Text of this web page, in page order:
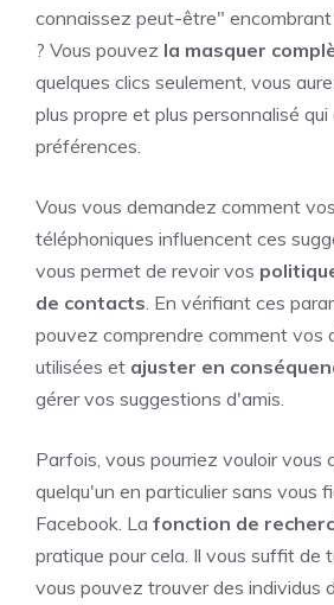
connaissez peut-être"
? Vous pouvez la masquer
quelques clics seulement, vous
plus propre et plus personnalisé
préférences.
Vous vous demandez comment
téléphoniques influencent ces
vous permet de revoir vos
de contacts. En vérifiant ces
pouvez comprendre comment vos
utilisées et ajuster en
gérer vos suggestions d'amis.
Parfois, vous pourriez vouloir vous
quelqu'un en particulier sans vous
Facebook. La fonction de
pratique pour cela. Il vous suffit de
vous pouvez trouver des individus